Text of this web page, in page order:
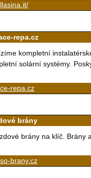
repa.cz
kompletní
solární systémy.
repa.cz
brány
brány na klíč. Brány
brany.cz